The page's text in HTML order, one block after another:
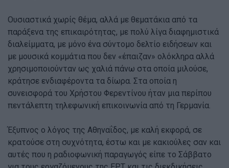
Ουσιαστικά χωρίς θέμα, αλλά με θεματάκια από τα
παράξενα της επικαιρότητας, με πολύ λίγα διαφημιστικά
διαλείμματα, με μόνο ένα σύντομο δελτίο ειδήσεων και
με μουσικά κομμάτια που δεν «έπαιζαν» ολόκληρα αλλά
χρησιμοποιούνταν ως χαλιά πάνω στα οποία μιλούσε,
κράτησε ενδιαφέροντα τα δίωρα. Στα οποία η
συνεισφορά του Χρήστου Φερεντίνου ήταν μια περίπου
πεντάλεπτη τηλεφωνική επικοινωνία από τη Γερμανία.
Έξυπνος ο λόγος της Αθηναΐδος, με καλή εκφορά, σε
κρατούσε στη συχνότητα, έστω και με κακιούλες σαν και
αυτές που η ραδιοφωνική παραγωγός είπε το Σάββατο